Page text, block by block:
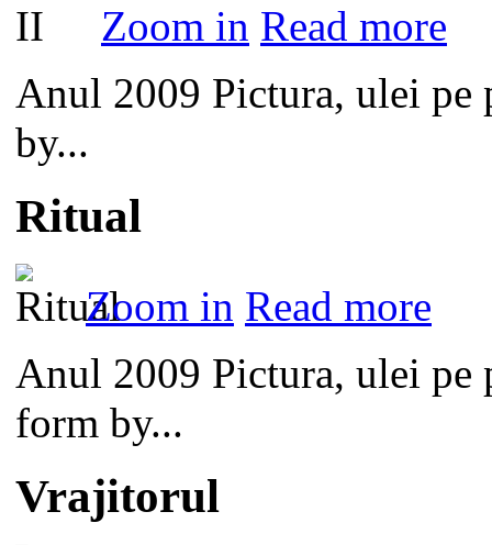
Zoom in Read more
Anul 2009 Pictura, ulei pe
by...
Ritual
Zoom in Read more
Anul 2009 Pictura, ulei pe
form by...
Vrajitorul